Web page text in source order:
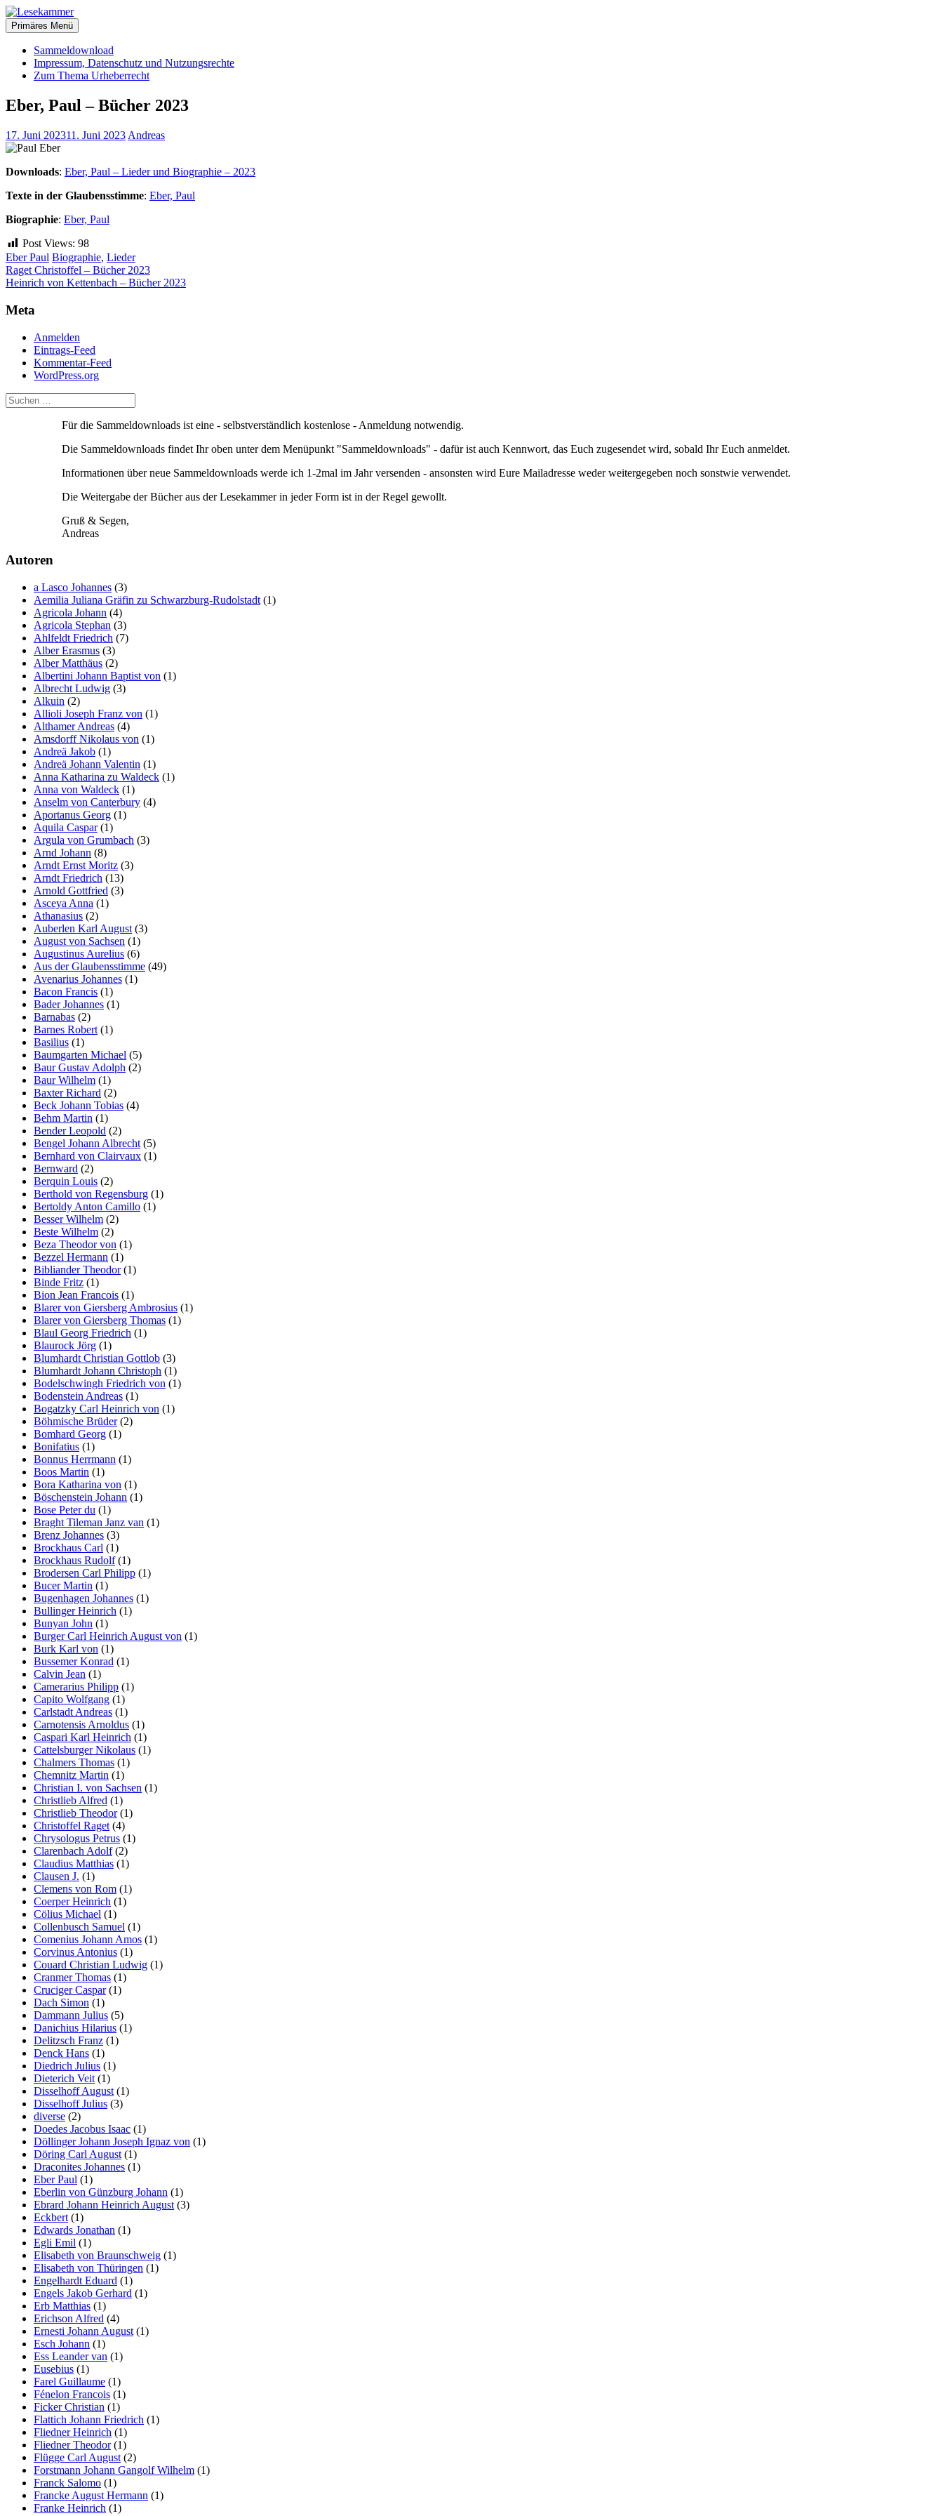
Zum
Inhalt
springen
Lesekammer
christliche Bücher zum kostenlosen Download
Primäres Menü
Sammeldownload
Impressum, Datenschutz und Nutzungsrechte
Zum Thema Urheberrecht
Eber, Paul – Bücher 2023
17. Juni 202311. Juni 2023 Andreas
Downloads: Eber, Paul – Lieder und Biographie – 2023
Texte in der Glaubensstimme: Eber, Paul
Biographie: Eber, Paul
Post Views: 98
Eber Paul Biographie, Lieder
Beitragsnavigation
Raget Christoffel – Bücher 2023
Heinrich von Kettenbach – Bücher 2023
Meta
Anmelden
Eintrags-Feed
Kommentar-Feed
WordPress.org
Für die Sammeldownloads ist eine - selbstverständlich kostenlose - Anmeldung notwendig.
Die Sammeldownloads findet Ihr oben unter dem Menüpunkt "Sammeldownloads" - dafür ist auch Kennwort, das Euch zugesendet wird, sobald Ihr Euch anmeldet.
Informationen über neue Sammeldownloads werde ich 1-2mal im Jahr versenden - ansonsten wird Eure Mailadresse weder weitergegeben noch sonstwie verwendet.
Die Weitergabe der Bücher aus der Lesekammer in jeder Form ist in der Regel gewollt.
Gruß & Segen,
Andreas
Autoren
a Lasco Johannes (3)
Aemilia Juliana Gräfin zu Schwarzburg-Rudolstadt (1)
Agricola Johann (4)
Agricola Stephan (3)
Ahlfeldt Friedrich (7)
Alber Erasmus (3)
Alber Matthäus (2)
Albertini Johann Baptist von (1)
Albrecht Ludwig (3)
Alkuin (2)
Allioli Joseph Franz von (1)
Althamer Andreas (4)
Amsdorff Nikolaus von (1)
Andreä Jakob (1)
Andreä Johann Valentin (1)
Anna Katharina zu Waldeck (1)
Anna von Waldeck (1)
Anselm von Canterbury (4)
Aportanus Georg (1)
Aquila Caspar(1)
Argula von Grumbach (3)
Arnd Johann (8)
Arndt Ernst Moritz (3)
Arndt Friedrich (13)
Arnold Gottfried (3)
Asceya Anna (1)
Athanasius (2)
Auberlen Karl August (3)
August von Sachsen (1)
Augustinus Aurelius (6)
Aus der Glaubensstimme (49)
Avenarius Johannes (1)
Bacon Francis (1)
Bader Johannes (1)
Barnabas (2)
Barnes Robert (1)
Basilius (1)
Baumgarten Michael (5)
Baur Gustav Adolph (2)
Baur Wilhelm (1)
Baxter Richard (2)
Beck Johann Tobias (4)
Behm Martin (1)
Bender Leopold (2)
Bengel Johann Albrecht (5)
Bernhard von Clairvaux (1)
Bernward (2)
Berquin Louis (2)
Berthold von Regensburg (1)
Bertoldy Anton Camillo (1)
Besser Wilhelm (2)
Beste Wilhelm (2)
Beza Theodor von (1)
Bezzel Hermann (1)
Bibliander Theodor(1)
Binde Fritz (1)
Bion Jean Francois (1)
Blarer von Giersberg Ambrosius (1)
Blarer von Giersberg Thomas (1)
Blaul Georg Friedrich (1)
Blaurock Jörg (1)
Blumhardt Christian Gottlob (3)
Blumhardt Johann Christoph (1)
Bodelschwingh Friedrich von (1)
Bodenstein Andreas (1)
Bogatzky Carl Heinrich von (1)
Böhmische Brüder(2)
Bomhard Georg (1)
Bonifatius (1)
Bonnus Herrmann (1)
Boos Martin (1)
Bora Katharina von (1)
Böschenstein Johann (1)
Bose Peter du (1)
Braght Tileman Janz van (1)
Brenz Johannes (3)
Brockhaus Carl (1)
Brockhaus Rudolf(1)
Brodersen Carl Philipp (1)
Bucer Martin (1)
Bugenhagen Johannes (1)
Bullinger Heinrich (1)
Bunyan John (1)
Burger Carl Heinrich August von (1)
Burk Karl von (1)
Bussemer Konrad (1)
Calvin Jean (1)
Camerarius Philipp (1)
Capito Wolfgang (1)
Carlstadt Andreas (1)
Carnotensis Arnoldus (1)
Caspari Karl Heinrich (1)
Cattelsburger Nikolaus (1)
Chalmers Thomas (1)
Chemnitz Martin (1)
Christian I. von Sachsen (1)
Christlieb Alfred (1)
Christlieb Theodor(1)
Christoffel Raget (4)
Chrysologus Petrus (1)
Clarenbach Adolf(2)
Claudius Matthias (1)
Clausen J. (1)
Clemens von Rom (1)
Coerper Heinrich (1)
Cölius Michael (1)
Collenbusch Samuel (1)
Comenius Johann Amos (1)
Corvinus Antonius (1)
Couard Christian Ludwig (1)
Cranmer Thomas (1)
Cruciger Caspar(1)
Dach Simon (1)
Dammann Julius (5)
Danichius Hilarius (1)
Delitzsch Franz (1)
Denck Hans (1)
Diedrich Julius (1)
Dieterich Veit (1)
Disselhoff August (1)
Disselhoff Julius (3)
diverse (2)
Doedes Jacobus Isaac (1)
Döllinger Johann Joseph Ignaz von (1)
Döring Carl August (1)
Draconites Johannes (1)
Eber Paul (1)
Eberlin von Günzburg Johann (1)
Ebrard Johann Heinrich August (3)
Eckbert (1)
Edwards Jonathan (1)
Egli Emil (1)
Elisabeth von Braunschweig (1)
Elisabeth von Thüringen (1)
Engelhardt Eduard (1)
Engels Jakob Gerhard (1)
Erb Matthias (1)
Erichson Alfred (4)
Ernesti Johann August (1)
Esch Johann (1)
Ess Leander van (1)
Eusebius (1)
Farel Guillaume (1)
Fénelon Francois (1)
Ficker Christian (1)
Flattich Johann Friedrich (1)
Fliedner Heinrich (1)
Fliedner Theodor(1)
Flügge Carl August (2)
Forstmann Johann Gangolf Wilhelm (1)
Franck Salomo (1)
Francke August Hermann (1)
Franke Heinrich (1)